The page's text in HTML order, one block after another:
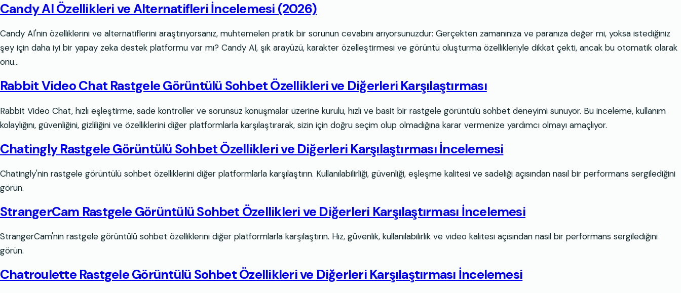
Candy AI Özellikleri ve Alternatifleri İncelemesi (2026)
Candy AI'nin özelliklerini ve alternatiflerini araştırıyorsanız, muhtemelen pratik bir sorunun cevabını arıyorsunuzdur: Gerçekten zamanınıza ve paranıza değer mi, yoksa istediğiniz
şey için daha iyi bir yapay zeka destek platformu var mı? Candy AI, şık arayüzü, karakter özelleştirmesi ve görüntü oluşturma özellikleriyle dikkat çekti, ancak bu otomatik olarak
onu...
Rabbit Video Chat Rastgele Görüntülü Sohbet Özellikleri ve Diğerleri Karşılaştırması
Rabbit Video Chat, hızlı eşleştirme, sade kontroller ve sorunsuz konuşmalar üzerine kurulu, hızlı ve basit bir rastgele görüntülü sohbet deneyimi sunuyor. Bu inceleme, kullanım
kolaylığını, güvenliğini, gizliliğini ve özelliklerini diğer platformlarla karşılaştırarak, sizin için doğru seçim olup olmadığına karar vermenize yardımcı olmayı amaçlıyor.
Chatingly Rastgele Görüntülü Sohbet Özellikleri ve Diğerleri Karşılaştırması İncelemesi
Chatingly'nin rastgele görüntülü sohbet özelliklerini diğer platformlarla karşılaştırın. Kullanılabilirliği, güvenliği, eşleşme kalitesi ve sadeliği açısından nasıl bir performans sergilediğini
görün.
StrangerCam Rastgele Görüntülü Sohbet Özellikleri ve Diğerleri Karşılaştırması İncelemesi
StrangerCam'nin rastgele görüntülü sohbet özelliklerini diğer platformlarla karşılaştırın. Hız, güvenlik, kullanılabilirlik ve video kalitesi açısından nasıl bir performans sergilediğini
görün.
Chatroulette Rastgele Görüntülü Sohbet Özellikleri ve Diğerleri Karşılaştırması İncelemesi